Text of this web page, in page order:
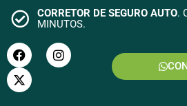
CORRETOR DE SEGURO AUTO.
MINUTOS.